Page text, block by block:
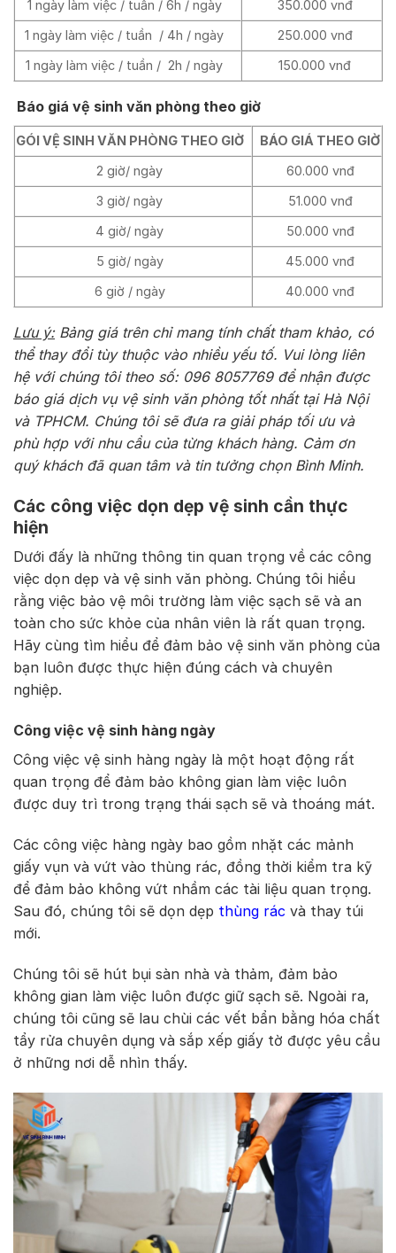
1 ngày làm việc / tuần / 6h / ngày
350.000 vnđ
1 ngày làm việc / tuần / 4h / ngày
250.000 vnđ
1 ngày làm việc / tuần / 2h / ngày
150.000 vnđ
Báo giá vệ sinh văn phòng theo giờ
GÓI VỆ SINH VĂN PHÒNG THEO GIỜ
BÁO GIÁ THEO GIỜ
2 giờ/ ngày
60.000 vnđ
3 giờ/ ngày
51.000 vnđ
4 giờ/ ngày
50.000 vnđ
5 giờ/ ngày
45.000 vnđ
6 giờ / ngày
40.000 vnđ
Lưu ý:Bảng giá trên chỉ mang tính chất tham khảo, có
thể thay đổi tùy thuộc vào nhiều yếu tố. Vui lòng liên
hệ với chúng tôi theo số: 096 8057769 để nhận được
báo giá dịch vụ vệ sinh văn phòng tốt nhất tại Hà Nội
và TPHCM. Chúng tôi sẽ đưa ra giải pháp tối ưu và
phù hợp với nhu cầu của từng khách hàng. Cảm ơn
quý khách đã quan tâm và tin tưởng chọn Bình Minh.
Các công việc dọn dẹp vệ sinh cần thực
hiện
Dưới đấy là những thông tin quan trọng về các công
việc dọn dẹp và vệ sinh văn phòng. Chúng tôi hiểu
rằng việc bảo vệ môi trường làm việc sạch sẽ và an
toàn cho sức khỏe của nhân viên là rất quan trọng.
Hãy cùng tìm hiểu để đảm bảo vệ sinh văn phòng của
bạn luôn được thực hiện đúng cách và chuyên
nghiệp.
Công việc vệ sinh hàng ngày
Công việc vệ sinh hàng ngày là một hoạt động rất
quan trọng để đảm bảo không gian làm việc luôn
được duy trì trong trạng thái sạch sẽ và thoáng mát.
Các công việc hàng ngày bao gồm nhặt các mảnh
giấy vụn và vứt vào thùng rác, đồng thời kiểm tra kỹ
để đảm bảo không vứt nhầm các tài liệu quan trọng.
Sau đó, chúng tôi sẽ dọn dẹp thùng rác và thay túi
mới.
Chúng tôi sẽ hút bụi sàn nhà và thảm, đảm bảo
không gian làm việc luôn được giữ sạch sẽ. Ngoài ra,
chúng tôi cũng sẽ lau chùi các vết bẩn bằng hóa chất
tẩy rửa chuyên dụng và sắp xếp giấy tờ được yêu cầu
ở những nơi dễ nhìn thấy.